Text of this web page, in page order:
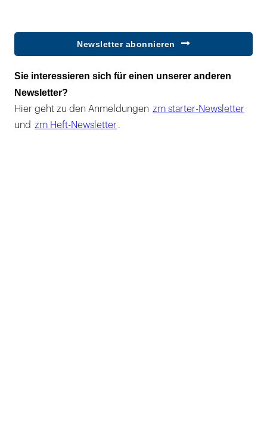
Newsletter abonnieren
Sie interessieren sich für einen unserer anderen
Newsletter?
Hier geht zu den Anmeldungen zm starter-Newsletter
und zm Heft-Newsletter .